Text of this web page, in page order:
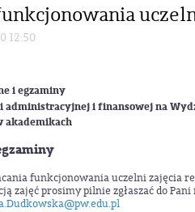
12:50
i egzaminy
administracyjnej i finansowej na
akademikach
funkcjonowania uczelni zajęcia
zajęć prosimy pilnie zgłaszać do